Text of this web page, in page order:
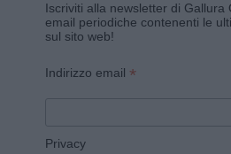
Iscriviti alla newsletter di Gallura
email periodiche contenenti le
sul sito web!
Indirizzo email *
Privacy